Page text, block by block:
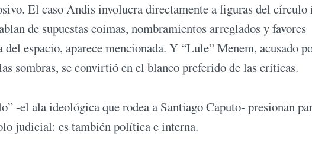
El caso Andis involucra directamente a figuras del
de supuestas coimas, nombramientos arreglados y favores
espacio, aparece mencionada. Y “Lule” Menem, acusado
sombras, se convirtió en el blanco preferido de las críticas.
-el ala ideológica que rodea a Santiago Caputo- presionan
judicial: es también política e interna.